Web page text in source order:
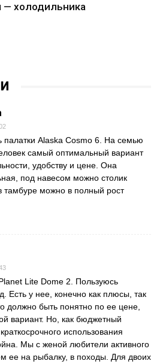
— холодильника
палатки Alaska Cosmo 6. На семью
самый оптимальный вариант
удобству и цене. Она
под навесом можно столик
тамбуре можно в полный рост
Lite Dome 2. Пользуюсь
Есть у нее, конечно как плюсы, так
должно быть понятно по ее цене,
вариант. Но, как бюджетный
использования
Мы с женой любители активного
ее на рыбалку, в походы. Для двоих